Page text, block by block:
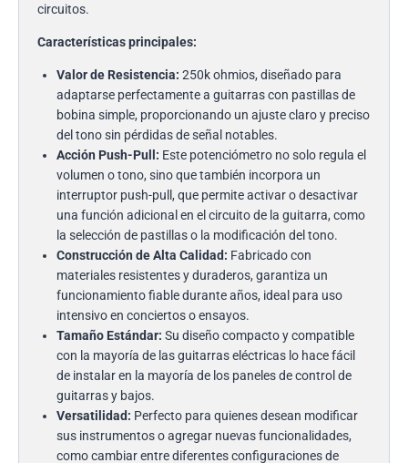
circuitos.
Características principales:
Valor de Resistencia: 250k ohmios, diseñado para
adaptarse perfectamente a guitarras con pastillas de
bobina simple, proporcionando un ajuste claro y preciso
del tono sin pérdidas de señal notables.
Acción Push-Pull: Este potenciómetro no solo regula el
volumen o tono, sino que también incorpora un
interruptor push-pull, que permite activar o desactivar
una función adicional en el circuito de la guitarra, como
la selección de pastillas o la modificación del tono.
Construcción de Alta Calidad: Fabricado con
materiales resistentes y duraderos, garantiza un
funcionamiento fiable durante años, ideal para uso
intensivo en conciertos o ensayos.
Tamaño Estándar: Su diseño compacto y compatible
con la mayoría de las guitarras eléctricas lo hace fácil
de instalar en la mayoría de los paneles de control de
guitarras y bajos.
Versatilidad: Perfecto para quienes desean modificar
sus instrumentos o agregar nuevas funcionalidades,
como cambiar entre diferentes configuraciones de